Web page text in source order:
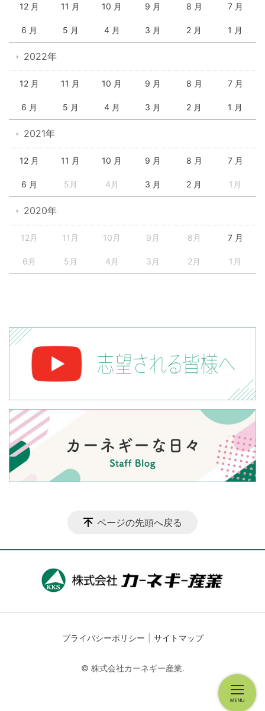
12 月 11 月 10 月 9 月 8 月 7 月
6 月 5 月 4 月 3 月 2 月 1 月
2022年
12 月 11 月 10 月 9 月 8 月 7 月
6 月 5 月 4 月 3 月 2 月 1 月
2021年
12 月 11 月 10 月 9 月 8 月 7 月
6 月 5月 4月 3 月 2 月 1月
2020年
12月 11月 10月 9月 8月 7 月
6月 5月 4月 3月 2月 1月
ページの先頭へ戻る
プライバシーポリシー サイトマップ
© 株式会社カーネギー産業.